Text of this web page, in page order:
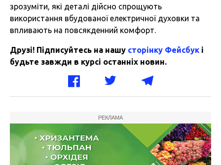
зрозуміти, які деталі дійсно спрощують
використання вбудованої електричної духовки та
впливають на повсякденний комфорт.
Друзі! Підписуйтесь на нашу сторінку Фейсбук і
будьте завжди в курсі останніх новин.
РЕКЛАМА